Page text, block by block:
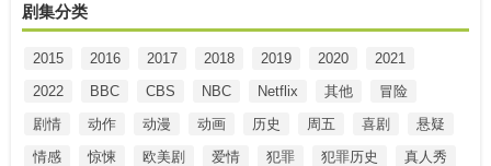
剧集分类
2015 2016 2017 2018 2019 2020
2021
2022
BBC CBS NBC Netflix 其他
冒险
剧情
动作 动漫 动画 历史 周五 喜剧
悬疑
情感
惊悚 欧美剧 爱情 犯罪 犯罪历史
真人秀